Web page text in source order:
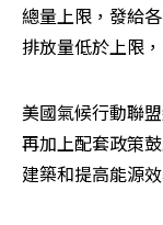
總量上限，發給
排放量低於上限
美國氣候行動聯
再加上配套政策
建築和提高能源效